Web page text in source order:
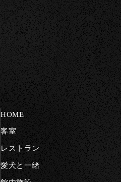
HOME
客室
レストラン
愛犬と一緒